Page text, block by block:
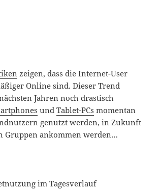
zeigen, dass die Internet-User
Online sind. Dieser Trend
Jahren noch drastisch
undTablet-PCs momentan
genutzt werden, in Zukunft
Gruppen ankommen werden…